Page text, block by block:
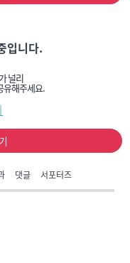
입니다.
널리
유해주세요.
댓글 서포터즈